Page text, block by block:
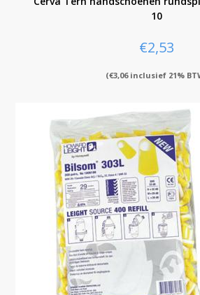
10
€2,53
(€3,06inclusief 21%